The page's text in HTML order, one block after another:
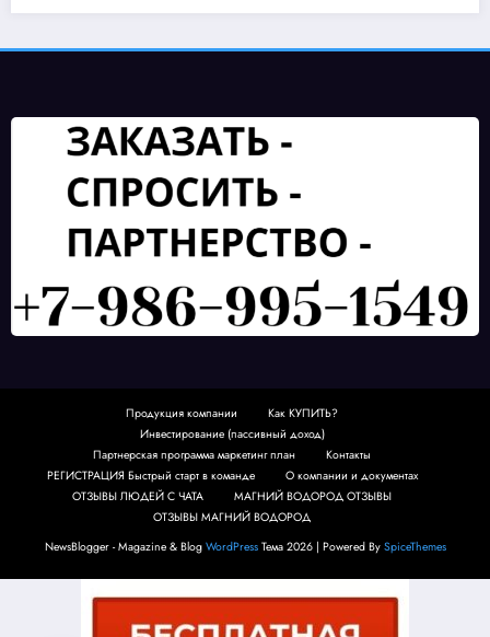
Продукция компании
Как КУПИТЬ?
Инвестирование (пассивный доход)
Партнерская программа маркетинг план
Контакты
РЕГИСТРАЦИЯ Быстрый старт в команде
О компании и документах
ОТЗЫВЫ ЛЮДЕЙ С ЧАТА
МАГНИЙ ВОДОРОД ОТЗЫВЫ
ОТЗЫВЫ МАГНИЙ ВОДОРОД
NewsBlogger - Magazine & Blog WordPressТема 2026 | Powered By SpiceThemes